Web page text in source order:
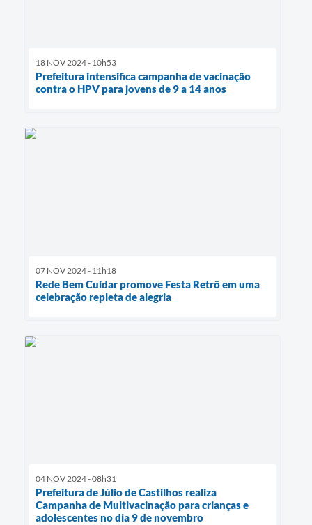
18 NOV 2024 - 10h53
Prefeitura intensifica campanha de vacinação
contra o HPV para jovens de 9 a 14 anos
07 NOV 2024 - 11h18
Rede Bem Cuidar promove Festa Retrô em uma
celebração repleta de alegria
04 NOV 2024 - 08h31
Prefeitura de Júlio de Castilhos realiza
Campanha de Multivacinação para crianças e
adolescentes no dia 9 de novembro